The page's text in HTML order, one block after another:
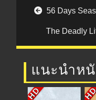
Post navigation
56 Days
The Deadly
แนะนำหนั
HD